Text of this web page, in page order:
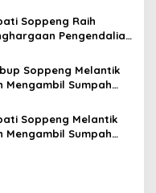
Semua
Soppeng Raih
Pengendalian
Soppeng Melantik
Mengambil Sumpah
Daerah
Soppeng
Soppeng Melantik
Mengambil Sumpah